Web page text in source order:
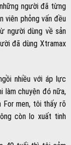
người đã từng
viên phỏng vấn đều
người dùng về sản
đã dùng Xtramax
nhiều với áp lực
làm chuyện đó nữa,
For men, tôi thấy rõ
còn lo xuất tinh